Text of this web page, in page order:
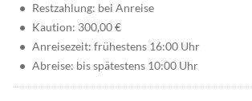
• Restzahlung: bei Anreise
• Kaution: 300,00 €
• Anreisezeit: frühestens 16:00 Uhr
• Abreise: bis spätestens 10:00 Uhr